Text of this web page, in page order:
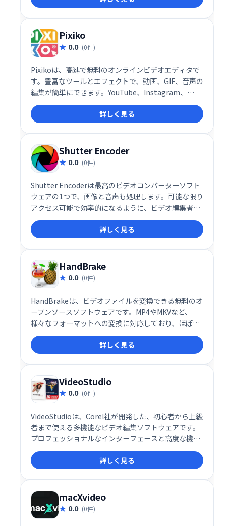
の共同作業にも最適で、生産性向上に貢献します。動
画編集や画像加工を簡単に、そして楽しく行いたい方
におすすめです。
Pixiko
0.0 (0件)
Pixikoは、高速で無料のオンラインビデオエディタで
す。豊富なツールとエフェクトで、動画、GIF、音声の
編集が簡単にできます。YouTube、Instagram、
Facebook、TikTok、Twitterなど、様々なプラット
フォームやウェブサイト、広告などに最適な動画を作
成可能です。オールインワンで、手軽に高品質な動画
編集を実現します。
詳しく見る
Shutter Encoder
0.0 (0件)
Shutter Encoderは最高のビデオコンバーターソフト
ウェアの1つで、画像と音声も処理します。可能な限り
アクセス可能で効率的になるように、ビデオ編集者に
よって設計されました。シャッターエンコーダーは
FFmpegを使用してエンコードを処理し、ほぼのサポ
ートを可能にします
詳しく見る
HandBrake
0.0 (0件)
HandBrakeは、ビデオファイルを変換できる無料のオ
ープンソースソフトウェアです。MP4やMKVなど、
様々なフォーマットへの変換に対応しており、ほぼ全
てのビデオ形式を最新のコーデックで処理できます。
手軽に高画質・高効率な動画に変換したい方におすす
めです。
詳しく見る
VideoStudio
0.0 (0件)
VideoStudioは、Corel社が開発した、初心者から上級
者まで使える多機能なビデオ編集ソフトウェアです。
プロフェッショナルなインターフェースと高度な機能
を備え、家族や友人、オンライン視聴者向けの動画作
成を容易にします。直感的な操作で魅力的なビデオ編
集を実現し、あなたのクリエイティビティを最大限に
引き出します。手軽に高品質な動画制作を始めたい方
におすすめです。
詳しく見る
macXvideo
0.0 (0件)